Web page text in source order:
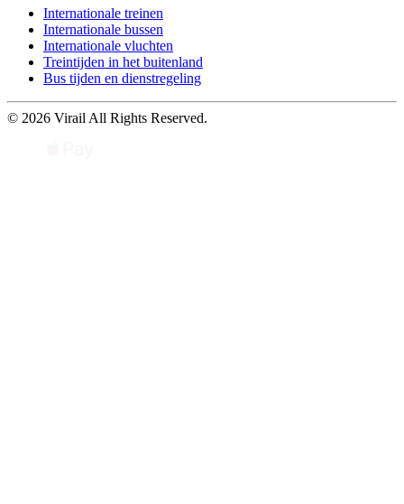
Internationale treinen
Internationale bussen
Internationale vluchten
Treintijden in het buitenland
Bus tijden en dienstregeling
© 2026 Virail All Rights Reserved.